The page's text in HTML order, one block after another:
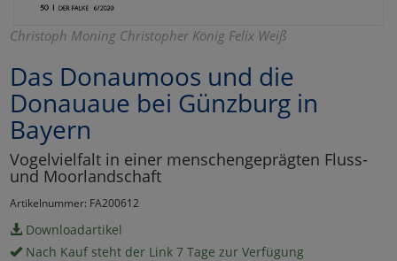
Christoph Moning Christopher König Felix Weiß
Das Donaumoos und die
Donauaue bei Günzburg in
Bayern
Vogelvielfalt in einer menschengeprägten Fluss-
und Moorlandschaft
Artikelnummer: FA200612
Downloadartikel
Nach Kauf steht der Link 7 Tage zur Verfügung
Marketing
Umfragetools
Alle Akzeptieren
Cookies
Einstellungen speichern